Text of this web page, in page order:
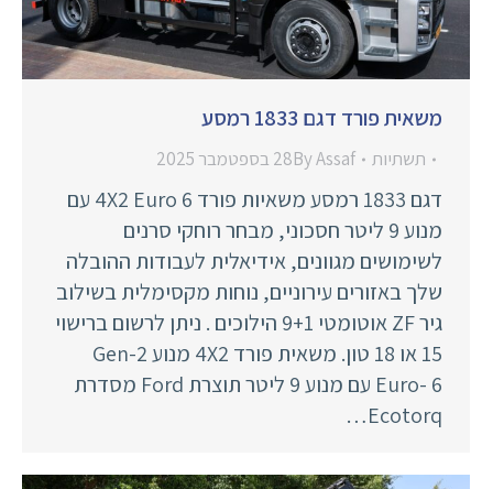
משאית פורד דגם 1833 רמסע
תשתיות ByAssaf 28 בספטמבר 2025
דגם 1833 רמסע משאיות פורד 4X2 Euro 6 עם
מנוע 9 ליטר חסכוני, מבחר רוחקי סרנים
לשימושים מגוונים, אידיאלית לעבודות ההובלה
שלך באזורים עירוניים, נוחות מקסימלית בשילוב
גיר ZF אוטומטי 9+1 הילוכים . ניתן לרשום ברישוי
15 או 18 טון. משאית פורד 4X2 מנוע Gen-2
Euro- 6 עם מנוע 9 ליטר תוצרת Ford מסדרת
Ecotorq…